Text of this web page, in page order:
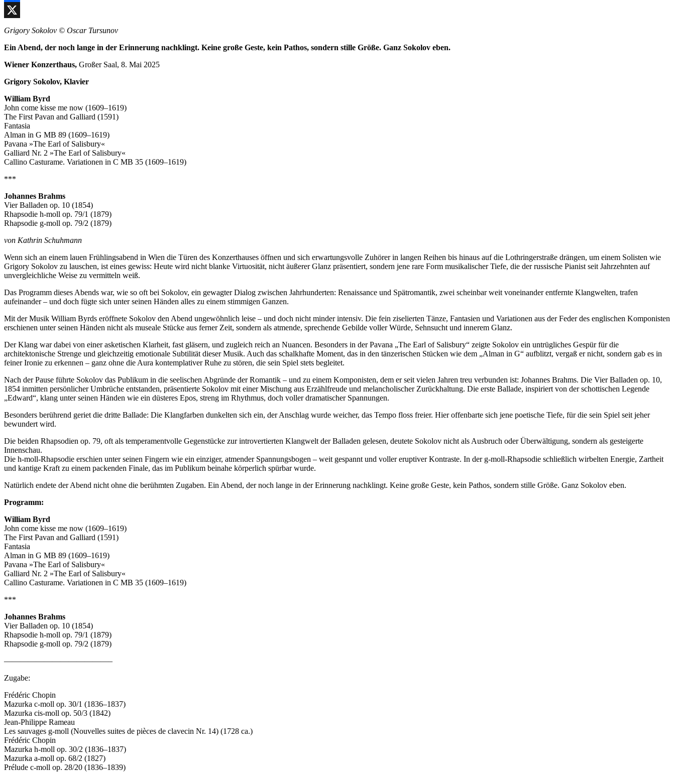
Facebook
X
Grigory Sokolov © Oscar Tursunov
Ein Abend, der noch lange in der Erinnerung nachklingt. Keine große Geste, kein Pathos, sondern stille Größe. Ganz Sokolov eben.
Wiener Konzerthaus, Großer Saal, 8. Mai 2025
Grigory Sokolov, Klavier
William Byrd
John come kisse me now (1609–1619)
The First Pavan and Galliard (1591)
Fantasia
Alman in G MB 89 (1609–1619)
Pavana »The Earl of Salisbury«
Galliard Nr. 2 »The Earl of Salisbury«
Callino Casturame. Variationen in C MB 35 (1609–1619)
***
Johannes Brahms
Vier Balladen op. 10 (1854)
Rhapsodie h-moll op. 79/1 (1879)
Rhapsodie g-moll op. 79/2 (1879)
von Kathrin Schuhmann
Wenn sich an einem lauen Frühlingsabend in Wien die Türen des Konzerthauses öffnen und sich erwartungsvolle Zuhörer in langen Reihen bis hinaus auf die Lothringerstraße drängen, um einem Solisten wie
Grigory Sokolov zu lauschen, ist eines gewiss: Heute wird nicht blanke Virtuosität, nicht äußerer Glanz präsentiert, sondern jene rare Form musikalischer Tiefe, die der russische Pianist seit Jahrzehnten auf
unvergleichliche Weise zu vermitteln weiß.
Das Programm dieses Abends war, wie so oft bei Sokolov, ein gewagter Dialog zwischen Jahrhunderten: Renaissance und Spätromantik, zwei scheinbar weit voneinander entfernte Klangwelten, trafen
aufeinander – und doch fügte sich unter seinen Händen alles zu einem stimmigen Ganzen.
Mit der Musik William Byrds eröffnete Sokolov den Abend ungewöhnlich leise – und doch nicht minder intensiv. Die fein ziselierten Tänze, Fantasien und Variationen aus der Feder des englischen Komponisten
erschienen unter seinen Händen nicht als museale Stücke aus ferner Zeit, sondern als atmende, sprechende Gebilde voller Würde, Sehnsucht und innerem Glanz.
Der Klang war dabei von einer asketischen Klarheit, fast gläsern, und zugleich reich an Nuancen. Besonders in der Pavana „The Earl of Salisbury“ zeigte Sokolov ein untrügliches Gespür für die
architektonische Strenge und gleichzeitig emotionale Subtilität dieser Musik. Auch das schalkhafte Moment, das in den tänzerischen Stücken wie dem „Alman in G“ aufblitzt, vergaß er nicht, sondern gab es in
feiner Ironie zu erkennen – ganz ohne die Aura kontemplativer Ruhe zu stören, die sein Spiel stets begleitet.
Nach der Pause führte Sokolov das Publikum in die seelischen Abgründe der Romantik – und zu einem Komponisten, dem er seit vielen Jahren treu verbunden ist: Johannes Brahms. Die Vier Balladen op. 10,
1854 inmitten persönlicher Umbrüche entstanden, präsentierte Sokolov mit einer Mischung aus Erzählfreude und melancholischer Zurückhaltung. Die erste Ballade, inspiriert von der schottischen Legende
„Edward“, klang unter seinen Händen wie ein düsteres Epos, streng im Rhythmus, doch voller dramatischer Spannungen.
Besonders berührend geriet die dritte Ballade: Die Klangfarben dunkelten sich ein, der Anschlag wurde weicher, das Tempo floss freier. Hier offenbarte sich jene poetische Tiefe, für die sein Spiel seit jeher
bewundert wird.
Die beiden Rhapsodien op. 79, oft als temperamentvolle Gegenstücke zur introvertierten Klangwelt der Balladen gelesen, deutete Sokolov nicht als Ausbruch oder Überwältigung, sondern als gesteigerte
Innenschau.
Die h-moll-Rhapsodie erschien unter seinen Fingern wie ein einziger, atmender Spannungsbogen – weit gespannt und voller eruptiver Kontraste. In der g-moll-Rhapsodie schließlich wirbelten Energie, Zartheit
und kantige Kraft zu einem packenden Finale, das im Publikum beinahe körperlich spürbar wurde.
Natürlich endete der Abend nicht ohne die berühmten Zugaben. Ein Abend, der noch lange in der Erinnerung nachklingt. Keine große Geste, kein Pathos, sondern stille Größe. Ganz Sokolov eben.
Programm:
William Byrd
John come kisse me now (1609–1619)
The First Pavan and Galliard (1591)
Fantasia
Alman in G MB 89 (1609–1619)
Pavana »The Earl of Salisbury«
Galliard Nr. 2 »The Earl of Salisbury«
Callino Casturame. Variationen in C MB 35 (1609–1619)
***
Johannes Brahms
Vier Balladen op. 10 (1854)
Rhapsodie h-moll op. 79/1 (1879)
Rhapsodie g-moll op. 79/2 (1879)
—————————————–
Zugabe:
Frédéric Chopin
Mazurka c-moll op. 30/1 (1836–1837)
Mazurka cis-moll op. 50/3 (1842)
Jean-Philippe Rameau
Les sauvages g-moll (Nouvelles suites de pièces de clavecin Nr. 14) (1728 ca.)
Frédéric Chopin
Mazurka h-moll op. 30/2 (1836–1837)
Mazurka a-moll op. 68/2 (1827)
Prélude c-moll op. 28/20 (1836–1839)